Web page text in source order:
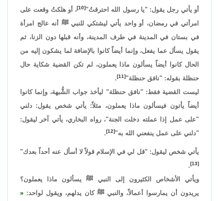
أو يأتي رجل يقول: "يا رسول الله احترقتُ"[10]
، أو هلكتُ وقعت على
امرأتي في رمضان، أو واحد يأتي ليشتكي للنبي ﷺ أنه عالج امرأة
في بستان في المدينة في طرف المدينة، وأنه قبلها دون الزنا، ثم
يقول يسأل عما يفعل، وإنما أيضاً كانوا بالإضافة لما يشكون إليه من
الحال كانوا أيضاً يسألون ماذا يعملون، لم تكن القضية شكاية حال
حنظلة بقوله: "نافق حنظلة"[11]
.
ليست القضية فقط: "نافق حنظلة" ليأخذ جواب الشُّبهة، وإنما كانوا
أيضاً يأتون فيسألون ماذا يعملون، مثلاً: يأتي شخص يقول: دلني
"على عمل إذا عملته دخلت الجنة"، رواه البخاري، يأتي آخر ليقول:
"دلني على عمل ينفعني الله به"[12]
.
يأتي شخص ليقول: "قل لي في الإسلام قولاً لا أسأل عنه أحداً بعدك"
[13]
.
ويأتي الأشخاص الكثيرون إلى النبي ﷺ يسألون ماذا يعملون؟
يريدون أن يمارسوا أعمالاً، والنبي ﷺ كان يدلهم، ويقول لواحد: